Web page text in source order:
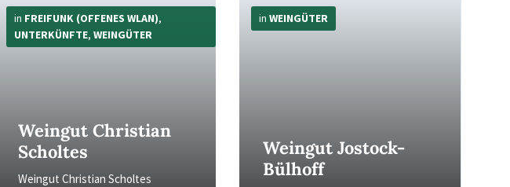
Weingut Christian
Scholtes
Weingut Christian Scholtes
in FREIFUNK (OFFENES WLAN),
UNTERKÜNFTE, WEINGÜTER
Infos
Weingut Jostock-
Bülhoff
inWEINGÜTER
Infos